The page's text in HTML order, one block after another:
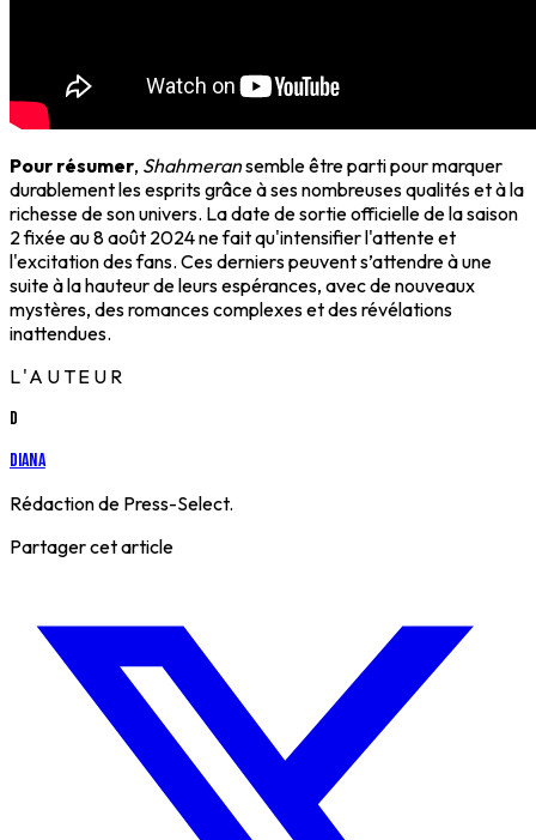
Pour résumer, Shahmeransemble être parti pour marquer
durablement les esprits grâce à ses nombreuses qualités et à la
richesse de son univers. La date de sortie officielle de la saison
2 fixée au 8 août 2024 ne fait qu'intensifier l'attente et
l'excitation des fans. Ces derniers peuvent s’attendre à une
suite à la hauteur de leurs espérances, avec de nouveaux
mystères, des romances complexes et des révélations
inattendues.
L'AUTEUR
D
Diana
Rédaction de Press-Select.
Partager cet article